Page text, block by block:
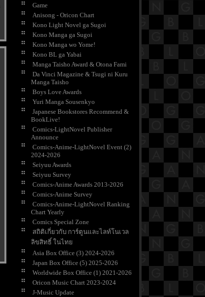
Game
Anisong - Oricon Chart
Kono Light Novel ga Sugoi
Kono Manga ga Sugoi
Kono Manga wo Yome!
Kono BL ga Yabai
Manga Taisho Award & Otona Fami
Da Vinci Magazine & Tsugi ni Kuru
Manga Taisho
Boys Love Awards
Yuri Manga Sousenkyo
Japanese Bookstores Recommend &
BookLive!
Comics-LightNovel Publisher
Announce
Comics-Anime-LightNovel Event (2)
2024-2026
Seiyuu Awards
Seiyuu Survey
Comics-Anime Awards 2013-2026
Comics-Anime Survey
Comics-Anime-LightNovel Ranking
Chart Yearly
Comics Special Zone
สถิติเกี่ยวกับ การ์ตูนและไลท์โนเวล
ลิขสิทธิ์ ในไท
Asia Box Office (3) 2024-2026
Japan Box Office (5) 2025-2026
Worldwide Box Office (1) 2021-2026
Oricon Music Chart 2023-2024
J-Music Update